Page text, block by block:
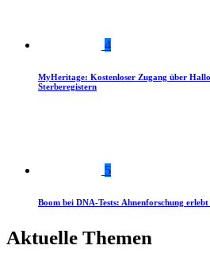
4
MyHeritage: Kostenloser Zugang über
Sterberegistern
5
Boom bei DNA-Tests: Ahnenforschung
Aktuelle Themen